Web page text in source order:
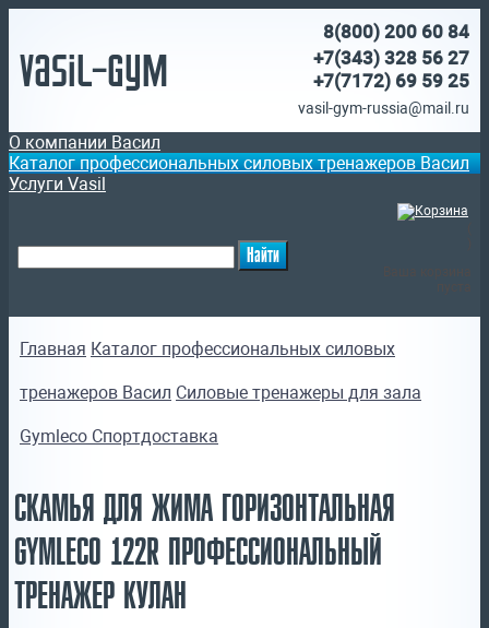
Vasil-Gym
8(800) 200 60 84
+7(343) 328 56 27
+7(7172) 69 59 25
vasil-gym-russia@mail.ru
О компании Васил
Каталог профессиональных силовых тренажеров Васил
Услуги Vasil
Главная Каталог профессиональных силовых
тренажеров Васил Силовые тренажеры для зала
Gymleco Спортдоставка
СКАМЬЯ ДЛЯ ЖИМА ГОРИЗОНТАЛЬНАЯ
GYMLECO 122R ПРОФЕССИОНАЛЬНЫЙ
ТРЕНАЖЕР КУЛАН